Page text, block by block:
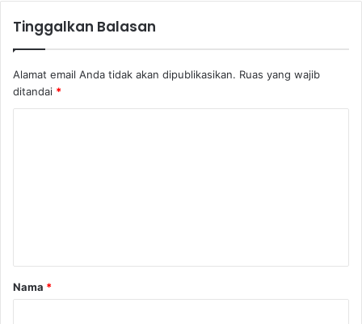
Tinggalkan Balasan
Alamat email Anda tidak akan dipublikasikan. Ruas yang wajib
ditandai *
Nama *